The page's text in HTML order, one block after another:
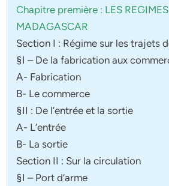
Chapitre première : LES
MADAGASCAR
Section I : Régime sur les trajets
§I – De la fabrication aux
A- Fabrication
B- Le commerce
§II : De l’entrée et la sortie
A- L’entrée
B- La sortie
Section II : Sur la circulation
§I – Port d’arme